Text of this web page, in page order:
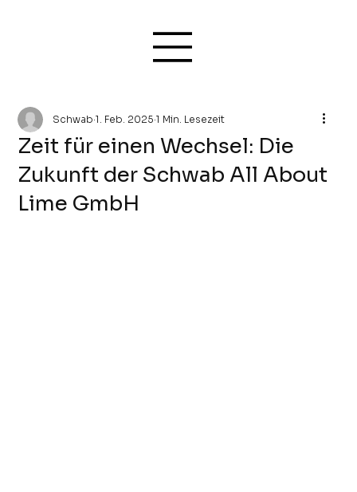
Zeit für einen Wechsel: Die
Zukunft der Schwab All About
Lime GmbH
Schwab 1. Feb. 2025 1 Min. Lesezeit